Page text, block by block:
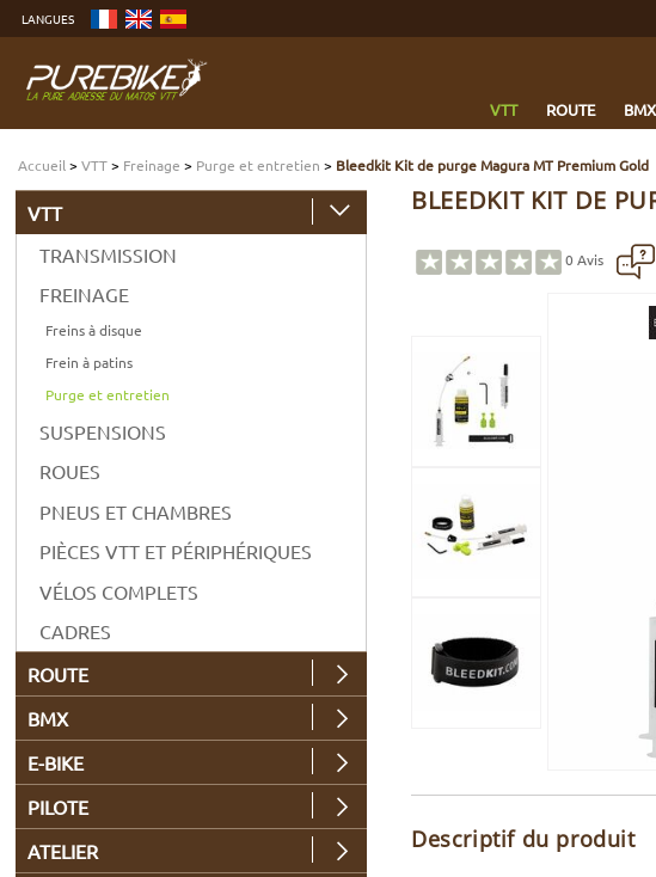
contenu
menu
Aller
LANGUES
VTT ROUTE BMX
Accueil >VTT> Freinage > Purge et entretien > Bleedkit Kit de purge Magura MT Premium Gold
BLEEDKIT KIT DE
0 Avis
Descriptif du produit
VTT
TRANSMISSION
FREINAGE
Freins à disque
Frein à patins
Purge et entretien
SUSPENSIONS
ROUES
PNEUS ET CHAMBRES
PIÈCES VTT ET PÉRIPHÉRIQUES
VÉLOS COMPLETS
CADRES
ROUTE
BMX
E-BIKE
PILOTE
ATELIER